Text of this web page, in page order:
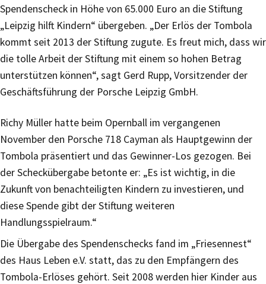
Spendenscheck in Höhe von 65.000 Euro an die Stiftung
„Leipzig hilft Kindern“ übergeben. „Der Erlös der Tombola
kommt seit 2013 der Stiftung zugute. Es freut mich, dass wir
die tolle Arbeit der Stiftung mit einem so hohen Betrag
unterstützen können“, sagt Gerd Rupp, Vorsitzender der
Geschäftsführung der Porsche Leipzig GmbH.
Richy Müller hatte beim Opernball im vergangenen
November den Porsche 718 Cayman als Hauptgewinn der
Tombola präsentiert und das Gewinner-Los gezogen. Bei
der Scheckübergabe betonte er: „Es ist wichtig, in die
Zukunft von benachteiligten Kindern zu investieren, und
diese Spende gibt der Stiftung weiteren
Handlungsspielraum.“
Die Übergabe des Spendenschecks fand im „Friesennest“
des Haus Leben e.V. statt, das zu den Empfängern des
Tombola-Erlöses gehört. Seit 2008 werden hier Kinder aus